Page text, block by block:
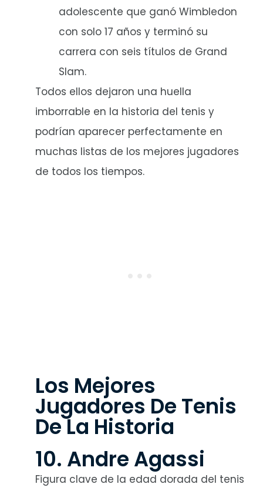
adolescente que ganó Wimbledon
con solo 17 años y terminó su
carrera con seis títulos de Grand
Slam.
Todos ellos dejaron una huella
imborrable en la historia del tenis y
podrían aparecer perfectamente en
muchas listas de los mejores jugadores
de todos los tiempos.
Los Mejores
Jugadores De Tenis
De La Historia
10. Andre Agassi
Figura clave de la edad dorada del tenis